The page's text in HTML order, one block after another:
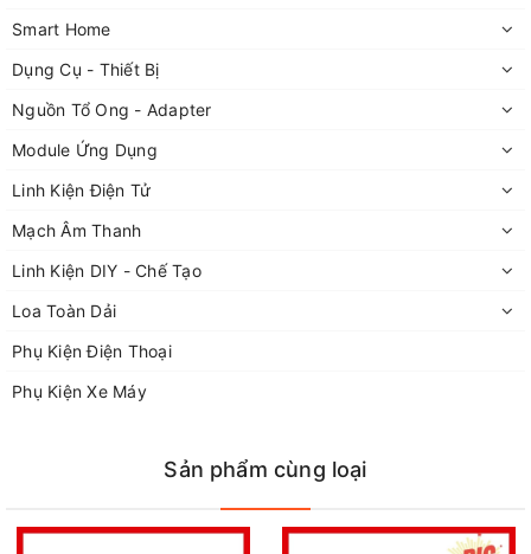
Là một sản phẩm đèn sử dụng lè 7 màu RGB tạo
hiệu ứng để trang trí cho các sân khấu ca nhạc ,
Nay đã có phiên bản thu nhỏ thích hợp để sự
dụng cho không gian nhỏ , phòng hát karaoke gia
đình
Smart Home
Dụng Cụ - Thiết Bị
Nguồn Tổ Ong - Adapter
Module Ứng Dụng
Linh Kiện Điện Tử
Mạch Âm Thanh
Linh Kiện DIY - Chế Tạo
Loa Toàn Dải
Phụ Kiện Điện Thoại
Phụ Kiện Xe Máy
Sản phẩm cùng loại